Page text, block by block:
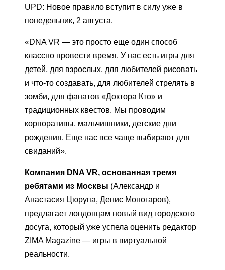
UPD: Новое правило вступит в силу уже в
понедельник, 2 августа.
«DNA VR — это просто еще один способ
классно провести время. У нас есть игры для
детей, для взрослых, для любителей рисовать
и что-то создавать, для любителей стрелять в
зомби, для фанатов «Доктора Кто» и
традиционных квестов. Мы проводим
корпоративы, мальчишники, детские дни
рождения. Еще нас все чаще выбирают для
свиданий».
Компания DNA VR, основанная тремя
ребятами из Москвы (Александр и
Анастасия Цюрупа, Денис Моногаров),
предлагает лондонцам новый вид городского
досуга, который уже успела оценить редактор
ZIMA Magazine — игры в виртуальной
реальности.